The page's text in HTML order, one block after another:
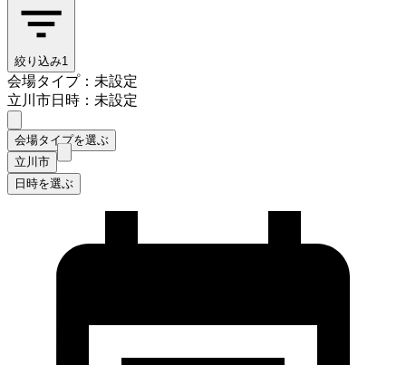
絞り込み1
会場タイプ：未設定
立川市日時：未設定
会場タイプを選ぶ
立川市
日時を選ぶ